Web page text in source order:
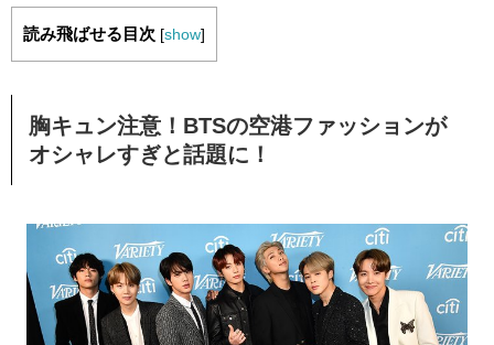
読み飛ばせる目次 [show]
胸キュン注意！BTSの空港ファッションが
オシャレすぎと話題に！